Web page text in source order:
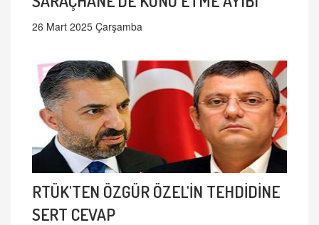
26 Mart 2025 Çarşamba
RTÜK'TEN ÖZGÜR ÖZEL'İN TEHDİDİNE
SERT CEVAP